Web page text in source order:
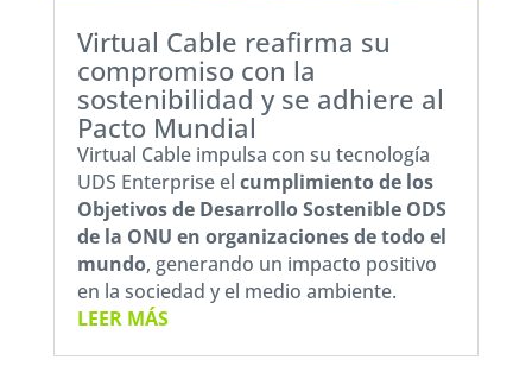
Virtual Cable reafirma su
compromiso con la
sostenibilidad y se adhiere al
Pacto Mundial
Virtual Cable impulsa con su tecnología
UDS Enterprise el cumplimiento de los
Objetivos de Desarrollo Sostenible ODS
de la ONU en organizaciones de todo el
mundo, generando un impacto positivo
en la sociedad y el medio ambiente.
LEER MÁS